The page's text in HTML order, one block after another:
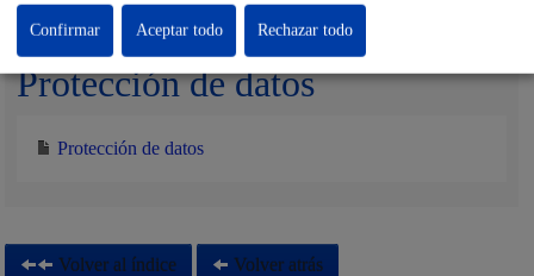
Protección de datos
Protección de datos
Volver al índice Volver atrás
Rechazar todo
Confirmar Aceptar todo